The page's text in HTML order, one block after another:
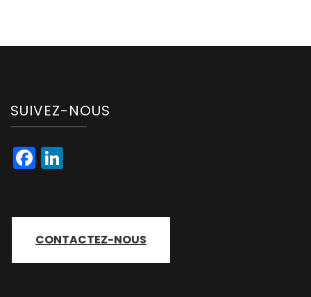
SUIVEZ-NOUS
Facebook
CONTACTEZ-NOUS